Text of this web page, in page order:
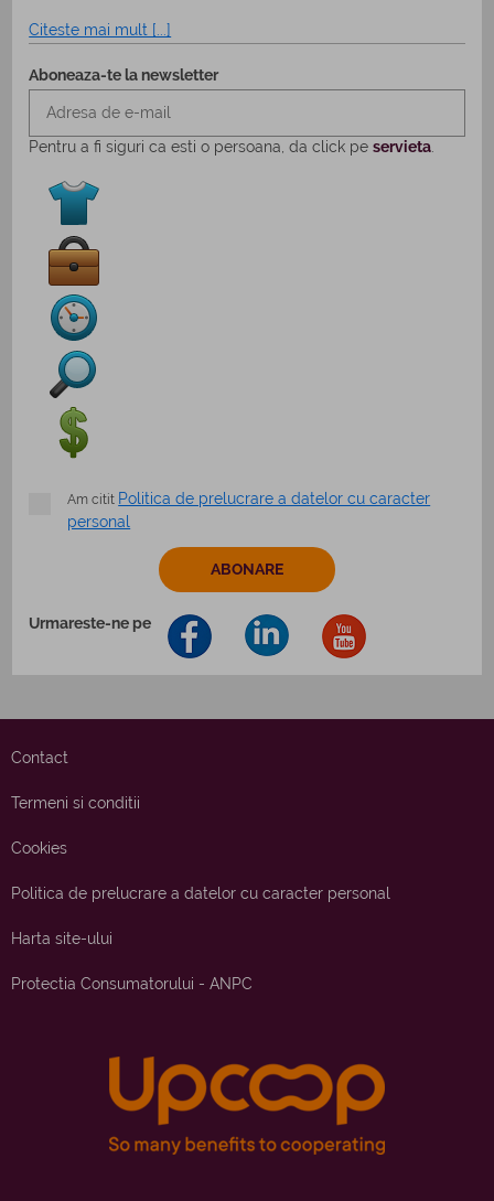
Citeste mai mult [...]
Aboneaza-te la newsletter
Pentru a fi siguri ca esti o persoana, da click peservieta.
Am citit Politica de prelucrare a datelor cu caracter
personal
Urmareste-ne pe
Contact
Termeni si conditii
Cookies
Politica de prelucrare a datelor cu caracter personal
Harta site-ului
Protectia Consumatorului - ANPC